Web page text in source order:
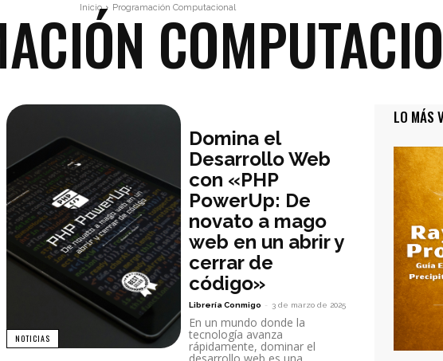
Inicio Programación Computacional
NOTICIAS
Domina el
Desarrollo Web
con «PHP
PowerUp: De
novato a mago
web en un abrir y
cerrar de
código»
Librería Conmigo - 3 de marzo de 2025
En un mundo donde la
tecnología avanza
rápidamente, dominar el
LO MÁS